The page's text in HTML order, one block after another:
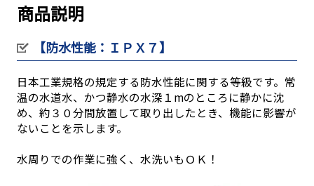
商品説明
【防水性能：ＩＰＸ７】
日本工業規格の規定する防水性能に関する等級です。常
温の水道水、かつ静水の水深１mのところに静かに沈
め、約３０分間放置して取り出したとき、機能に影響が
ないことを示します。
水周りでの作業に強く、水洗いもＯＫ！